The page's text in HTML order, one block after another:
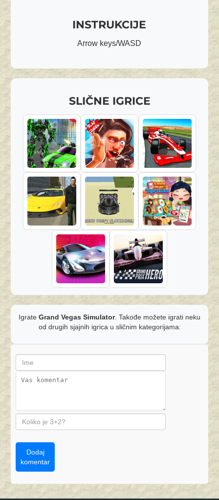
INSTRUKCIJE
Arrow keys/WASD
SLIČNE IGRICE
Igrate Grand Vegas Simulator. Takođe možete igrati neku
od drugih sjajnih igrica u sličnim kategorijama:
Dodaj
komentar